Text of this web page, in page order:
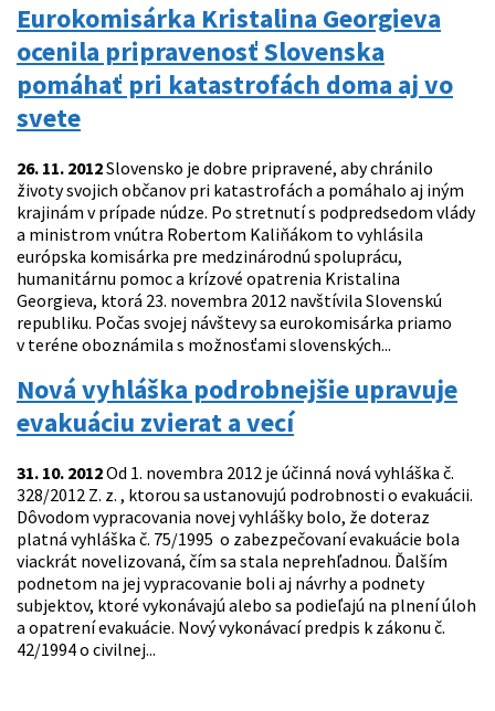
Eurokomisárka Kristalina Georgieva
ocenila pripravenosť Slovenska
pomáhať pri katastrofách doma aj vo
svete
26. 11. 2012Slovensko je dobre pripravené, aby chránilo
životy svojich občanov pri katastrofách a pomáhalo aj iným
krajinám v prípade núdze. Po stretnutí s podpredsedom vlády
a ministrom vnútra Robertom Kaliňákom to vyhlásila
európska komisárka pre medzinárodnú spoluprácu,
humanitárnu pomoc a krízové opatrenia Kristalina
Georgieva, ktorá 23. novembra 2012 navštívila Slovenskú
republiku. Počas svojej návštevy sa eurokomisárka priamo
v teréne oboznámila s možnosťami slovenských...
Nová vyhláška podrobnejšie upravuje
evakuáciu zvierat a vecí
31. 10. 2012Od 1. novembra 2012 je účinná nová vyhláška č.
328/2012 Z. z. , ktorou sa ustanovujú podrobnosti o evakuácii.
Dôvodom vypracovania novej vyhlášky bolo, že doteraz
platná vyhláška č. 75/1995 o zabezpečovaní evakuácie bola
viackrát novelizovaná, čím sa stala neprehľadnou. Ďalším
podnetom na jej vypracovanie boli aj návrhy a podnety
subjektov, ktoré vykonávajú alebo sa podieľajú na plnení úloh
a opatrení evakuácie. Nový vykonávací predpis k zákonu č.
42/1994 o civilnej...